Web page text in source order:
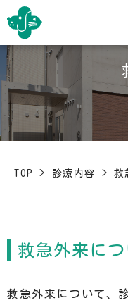
TOP > 診療内容 > 救
救急外来につ
救急外来について、